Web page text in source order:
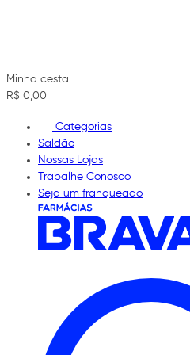
Minha cesta
R$ 0,00
Categorias
Saldão
Nossas Lojas
Trabalhe Conosco
Seja um franqueado